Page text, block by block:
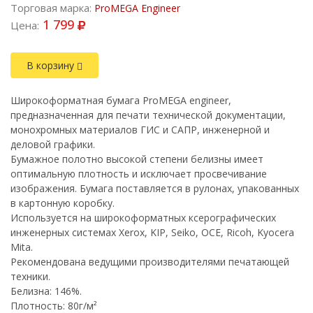
Торговая марка: ProMEGA Engineer
Цена: 1 799
В корзину
Широкоформатная бумага ProMEGA engineer,
предназначенная для печати технической документации,
монохромных материалов ГИС и САПР, инженерной и
деловой графики.
Бумажное полотно высокой степени белизны имеет
оптимальную плотность и исключает просвечивание
изображения. Бумага поставляется в рулонах, упакованных
в картонную коробку.
Используется на широкоформатных ксерографических
инженерных системах Xerox, KIP, Seiko, OCE, Riсoh, Kyocera
Mitа.
Рекомендована ведущими производителями печатающей
техники.
Белизна: 146%.
Плотность: 80г/м²